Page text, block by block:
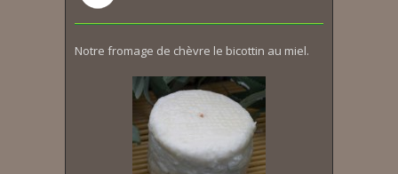
Notre fromage de chèvre le bicottin au miel.